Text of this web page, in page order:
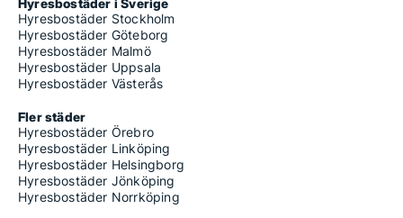
Hyresbostäder i Sverige
Hyresbostäder Stockholm
Hyresbostäder Göteborg
Hyresbostäder Malmö
Hyresbostäder Uppsala
Hyresbostäder Västerås
Fler städer
Hyresbostäder Örebro
Hyresbostäder Linköping
Hyresbostäder Helsingborg
Hyresbostäder Jönköping
Hyresbostäder Norrköping